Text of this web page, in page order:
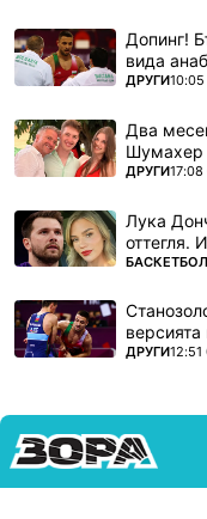
Допинг!
вида
ПОВЕЧЕ ОТ
ДРУГИ
Два
Шумахер
ПОВЕЧЕ ОТ
ДРУГИ
Лука
оттегля.
ПОВЕЧЕ ОТ
БАСКЕТБОЛ
ПОВЕЧЕ ОТ
ДРУГИ